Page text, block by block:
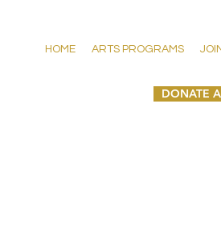
HOME ARTS PROGRAMS
DONATE